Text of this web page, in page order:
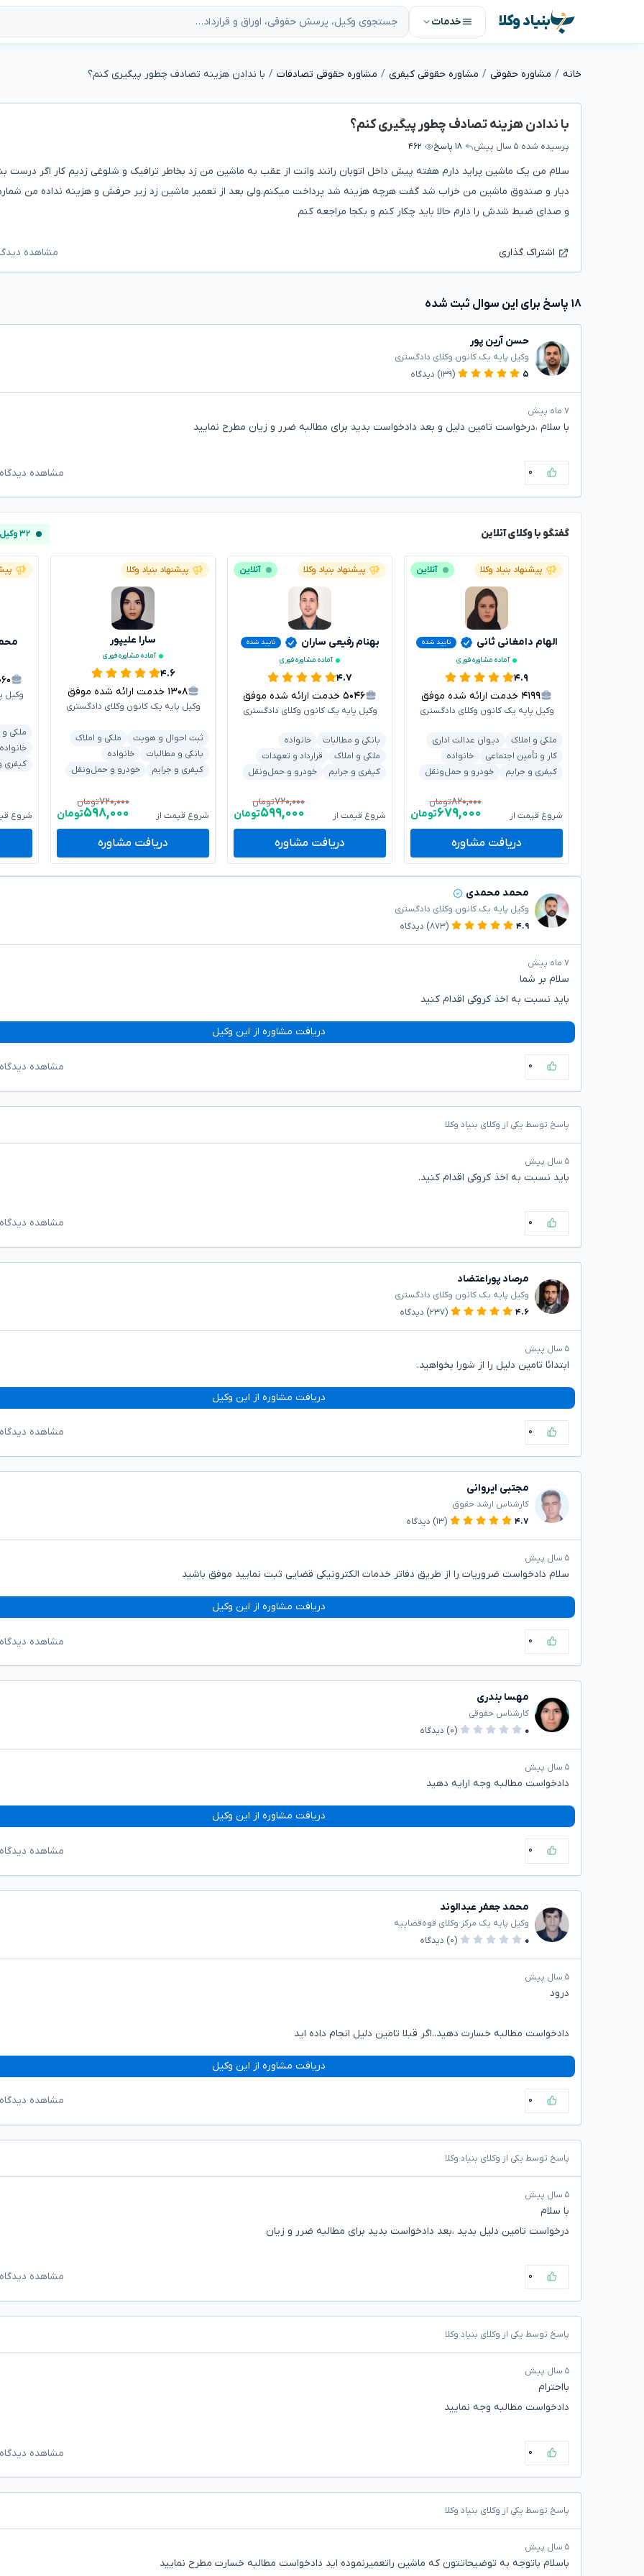
بنیاد وکلا خدمات
خانه مشاوره حقوقی مشاوره حقوقی کیفری مشاوره حقوقی تصادفات با ندادن هزینه تصادف چطور پیگیری کنم؟
با ندادن هزینه تصادف چطور پیگیری کنم؟
پرسیده شده ۵ سال پیش ۱۸ پاسخ ۴۶۲
سلام من یک ماشین پراید دارم هفته پیش داخل اتوبان رانند وانت از عقب به ماشین من زد بخاطر ترافیک و شلوغی زدیم کار اگر درست
دیار و صندوق ماشین من خراب شد گفت هرچه هزینه شد پرداخت میکنم.ولی بعد از تعمیر ماشین زد زیر حرفش و هزینه نداده من
و صدای ضبط شدش را دارم حالا باید چکار کنم و بکجا مراجعه کنم
اشتراک گذاری مشاهده
۱۸ پاسخ برای این سوال ثبت شده
حسن آرین پور
وکیل پایه یک کانون وکلای دادگستری
۵
(۱۳۹) دیدگاه
۷ ماه پیش
با سلام ،درخواست تامین دلیل و بعد دادخواست بدید برای مطالبه ضرر و زیان مطرح نمایید
۰ مشاهده
گفتگو با وکلای آنلاین ۳۲ وکیل آنلاین
پیشنهاد بنیاد وکلا آنلاین
الهام دامغانی ثانی
تایید شده
آماده مشاوره فوری
۴.۹
۴۱۹۹ خدمت ارائه شده موفق
وکیل پایه یک کانون وکلای دادگستری
ملکی و املاک
دیوان عدالت اداری
کار و تأمین اجتماعی
خانواده
کیفری و جرایم
خودرو و حمل‌ونقل
شروع قیمت از
۸۲۰,۰۰۰تومان
۶۷۹,۰۰۰تومان
دریافت مشاوره
پیشنهاد بنیاد وکلا آنلاین
بهنام رفیعی ساران
تایید شده
آماده مشاوره فوری
۴.۷
۵۰۴۶ خدمت ارائه شده موفق
وکیل پایه یک کانون وکلای دادگستری
بانکی و مطالبات
خانواده
ملکی و املاک
قرارداد و تعهدات
کیفری و جرایم
خودرو و حمل‌ونقل
شروع قیمت از
۷۲۰,۰۰۰تومان
۵۹۹,۰۰۰تومان
دریافت مشاوره
پیشنهاد بنیاد وکلا
سارا علیپور
آماده مشاوره فوری
۴.۶
۱۳۰۸ خدمت ارائه شده موفق
وکیل پایه یک کانون وکلای دادگستری
ثبت احوال و هویت
ملکی و املاک
بانکی و مطالبات
خانواده
کیفری و جرایم
خودرو و حمل‌ونقل
شروع قیمت از
۷۲۰,۰۰۰تومان
۵۹۸,۰۰۰تومان
دریافت مشاوره
وکیل
ملکی و
خانواده
کیفری
شروع
محمد محمدی
وکیل پایه یک کانون وکلای دادگستری
۴.۹
(۸۷۳) دیدگاه
۷ ماه پیش
سلام بر شما
باید نسبت به اخذ کروکی اقدام کنید
دریافت مشاوره از این وکیل
۰ مشاهده
پاسخ توسط یکی از وکلای بنیاد وکلا
۵ سال پیش
باید نسبت به اخذ کروکی اقدام کنید.
۰ مشاهده
مرصاد پوراعتضاد
وکیل پایه یک کانون وکلای دادگستری
۴.۶
(۲۳۷) دیدگاه
۵ سال پیش
ابتدائا تامین دلیل را از شورا بخواهید.
دریافت مشاوره از این وکیل
۰ مشاهده
مجتبی ایروانی
کارشناس ارشد حقوق
۴.۷
(۱۳) دیدگاه
۵ سال پیش
سلام دادخواست ضروریات را از طریق دفاتر خدمات الکترونیکی قضایی ثبت نمایید موفق باشید
دریافت مشاوره از این وکیل
۰ مشاهده
مهسا بندری
کارشناس حقوقی
۰
(۰) دیدگاه
۵ سال پیش
دادخواست مطالبه وجه ارایه دهید
دریافت مشاوره از این وکیل
۰ مشاهده
محمد جعفر عبدالوند
وکیل پایه یک مرکز وکلای قوه‌قضاییه
۰
(۰) دیدگاه
۵ سال پیش
درود
دادخواست مطالبه خسارت دهید..اگر قبلا تامین دلیل انجام داده اید
دریافت مشاوره از این وکیل
۰ مشاهده
پاسخ توسط یکی از وکلای بنیاد وکلا
۵ سال پیش
با سلام
درخواست تامین دلیل بدید ،بعد دادخواست بدید برای مطالبه ضرر و زیان
۰ مشاهده
پاسخ توسط یکی از وکلای بنیاد وکلا
۵ سال پیش
بااحترام
دادخواست مطالبه وجه نمایید
۰ مشاهده
پاسخ توسط یکی از وکلای بنیاد وکلا
۵ سال پیش
باسلام باتوجه به توضیحاتتون که ماشین راتعمیرنموده اید دادخواست مطالبه خسارت مطرح نمایید